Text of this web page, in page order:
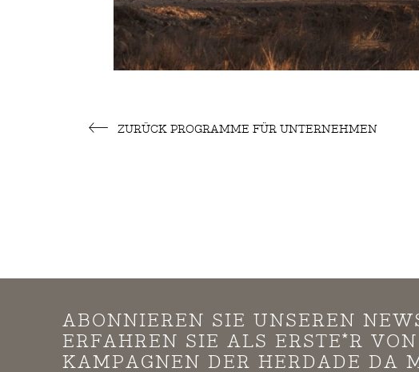
ZURÜCK PROGRAMME FÜR UNTERNEHMEN
ABONNIEREN SIE UNSEREN
ERFAHREN SIE ALS ERSTE*R
KAMPAGNEN DER HERDADE DA